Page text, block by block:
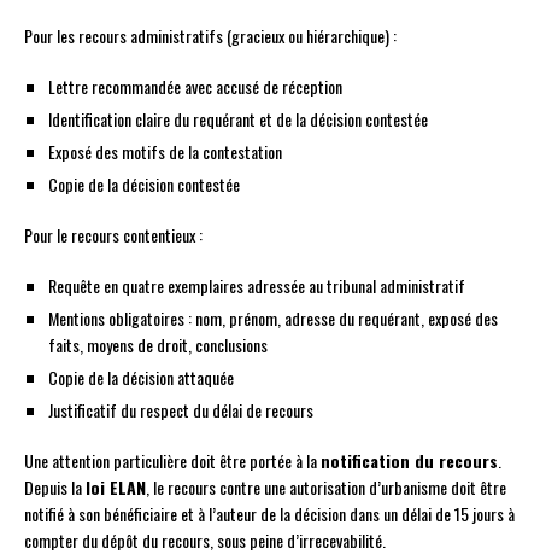
Pour les recours administratifs (gracieux ou hiérarchique) :
Lettre recommandée avec accusé de réception
Identification claire du requérant et de la décision contestée
Exposé des motifs de la contestation
Copie de la décision contestée
Pour le recours contentieux :
Requête en quatre exemplaires adressée au tribunal administratif
Mentions obligatoires : nom, prénom, adresse du requérant, exposé des
faits, moyens de droit, conclusions
Copie de la décision attaquée
Justificatif du respect du délai de recours
Une attention particulière doit être portée à lanotification du recours.
Depuis laloi ELAN, le recours contre une autorisation d’urbanisme doit être
notifié à son bénéficiaire et à l’auteur de la décision dans un délai de 15 jours à
compter du dépôt du recours, sous peine d’irrecevabilité.